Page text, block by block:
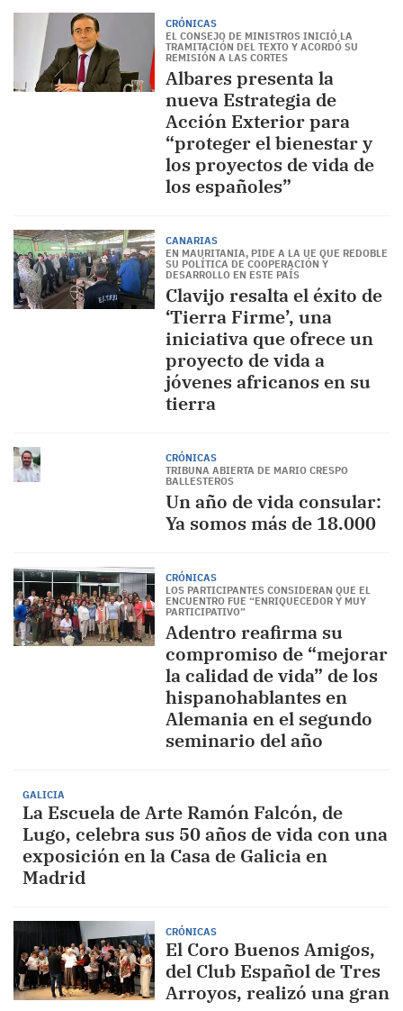
CRÓNICAS
EL CONSEJO DE MINISTROS INICIÓ LA
TRAMITACIÓN DEL TEXTO Y ACORDÓ SU
REMISIÓN A LAS CORTES
Albares presenta la
nueva Estrategia de
Acción Exterior para
“proteger el bienestar y
los proyectos de vida de
los españoles”
CANARIAS
EN MAURITANIA, PIDE A LA UE QUE REDOBLE
SU POLÍTICA DE COOPERACIÓN Y
DESARROLLO EN ESTE PAÍS
Clavijo resalta el éxito de
‘Tierra Firme’, una
iniciativa que ofrece un
proyecto de vida a
jóvenes africanos en su
tierra
CRÓNICAS
TRIBUNA ABIERTA DE MARIO CRESPO
BALLESTEROS
Un año de vida consular:
Ya somos más de 18.000
CRÓNICAS
LOS PARTICIPANTES CONSIDERAN QUE EL
ENCUENTRO FUE “ENRIQUECEDOR Y MUY
PARTICIPATIVO”
Adentro reafirma su
compromiso de “mejorar
la calidad de vida” de los
hispanohablantes en
Alemania en el segundo
seminario del año
GALICIA
La Escuela de Arte Ramón Falcón, de
Lugo, celebra sus 50 años de vida con una
exposición en la Casa de Galicia en
Madrid
CRÓNICAS
El Coro Buenos Amigos,
del Club Español de Tres
Arroyos, realizó una gran